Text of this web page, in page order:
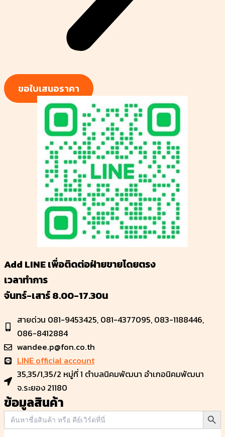
ขอใบเสนอราคา
Add LINE เพื่อติดต่อฝ่ายขายโดยตรง
เวลาทำการ
จันทร์-เสาร์ 8.00-17.30น
สายด่วน 081-9453425, 081-4377095, 083-1188446,
086-8412884
wandee.p@fon.co.th
LINE official account
35,35/1,35/2 หมู่ที่ 1 ตำบลนิคมพัฒนา อำเภอนิคมพัฒนา
จ.ระยอง 21180
ข้อมูลสินค้า
Search
for:
Search